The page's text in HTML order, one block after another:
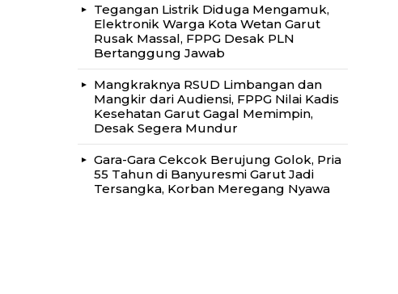
Tegangan Listrik Diduga Mengamuk,
Elektronik Warga Kota Wetan Garut
Rusak Massal, FPPG Desak PLN
Bertanggung Jawab
Mangkraknya RSUD Limbangan dan
Mangkir dari Audiensi, FPPG Nilai Kadis
Kesehatan Garut Gagal Memimpin,
Desak Segera Mundur
Gara-Gara Cekcok Berujung Golok, Pria
55 Tahun di Banyuresmi Garut Jadi
Tersangka, Korban Meregang Nyawa